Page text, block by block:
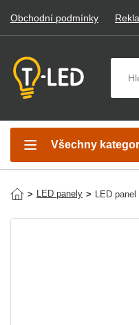
Obchodní podmínky
Všechny
> LED panely > LED